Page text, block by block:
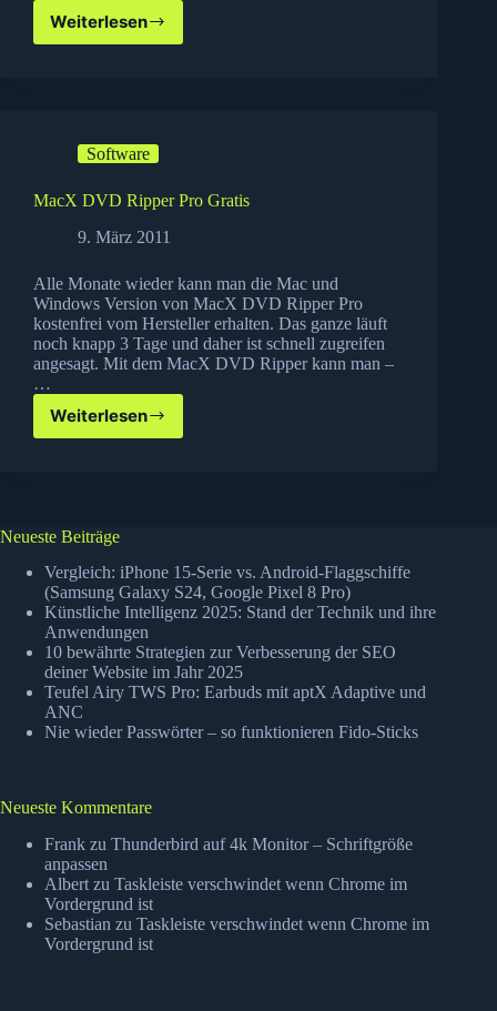
Weiterlesen
MacX
Software
MacX DVD Ripper Pro Gratis
9. März 2011
Alle Monate wieder kann man die Mac und
Windows Version von MacX DVD Ripper Pro
kostenfrei vom Hersteller erhalten. Das ganze läuft
noch knapp 3 Tage und daher ist schnell zugreifen
angesagt. Mit dem MacX DVD Ripper kann man –
…
Weiterlesen
MacX
DVD
Neueste Beiträge
Vergleich: iPhone 15-Serie vs. Android-Flaggschiffe
(Samsung Galaxy S24, Google Pixel 8 Pro)
Künstliche Intelligenz 2025: Stand der Technik und ihre
Anwendungen
10 bewährte Strategien zur Verbesserung der SEO
deiner Website im Jahr 2025
Teufel Airy TWS Pro: Earbuds mit aptX Adaptive und
ANC
Nie wieder Passwörter – so funktionieren Fido-Sticks
Neueste Kommentare
Frank zu Thunderbird auf 4k Monitor – Schriftgröße
anpassen
Albert zu Taskleiste verschwindet wenn Chrome im
Vordergrund ist
Sebastian zu Taskleiste verschwindet wenn Chrome im
Vordergrund ist